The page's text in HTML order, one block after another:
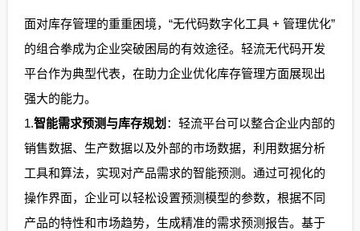
面对库存管理的重重困境，“无代码数字化工具 + 管理优化”
的组合拳成为企业突破困局的有效途径。轻流无代码开发
平台作为典型代表，在助力企业优化库存管理方面展现出
强大的能力。
1.智能需求预测与库存规划 ：轻流平台可以整合企业内部的
销售数据、生产数据以及外部的市场数据，利用数据分析
工具和算法，实现对产品需求的智能预测。通过可视化的
操作界面，企业可以轻松设置预测模型的参数，根据不同
产品的特性和市场趋势，生成精准的需求预测报告。基于